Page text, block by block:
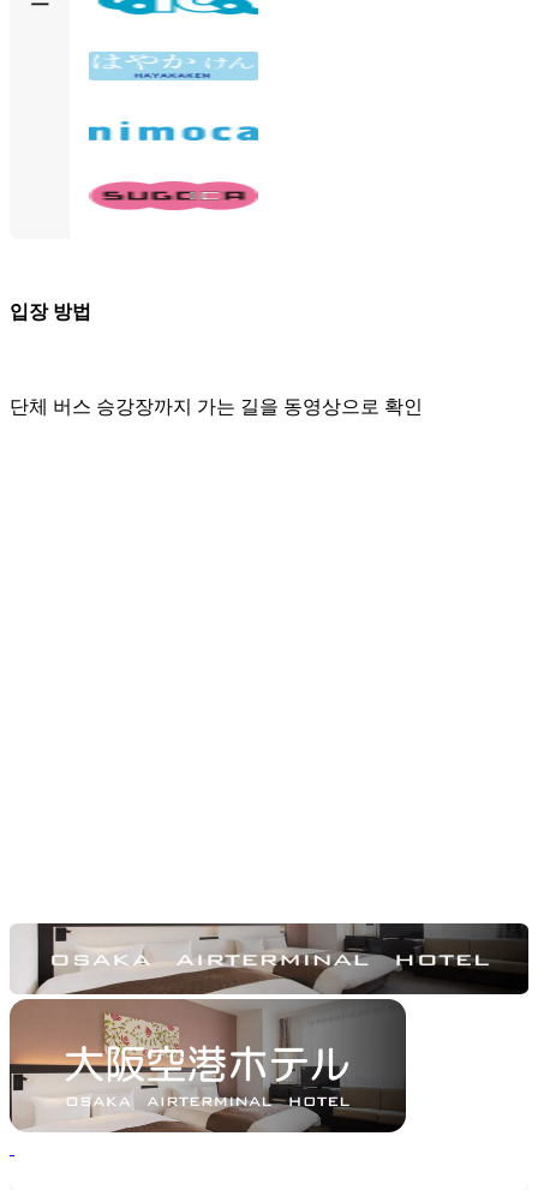
입장 방법
단체 버스 승강장까지 가는 길을 동영상으로 확인